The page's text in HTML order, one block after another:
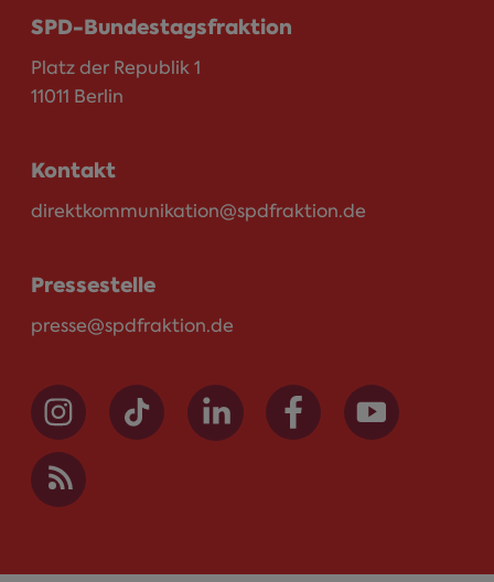
SPD-Bundestagsfraktion
Platz der Republik 1
11011 Berlin
Kontakt
direktkommunikation@spdfraktion.de
Pressestelle
presse@spdfraktion.de